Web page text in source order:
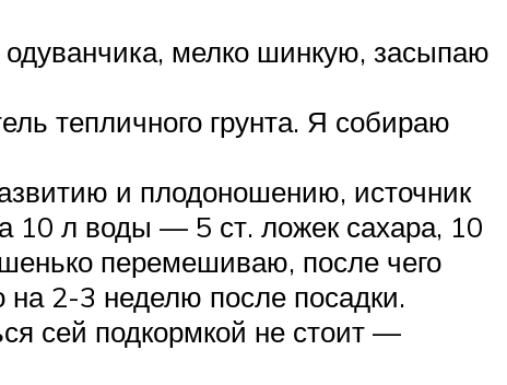
мелко шинкую, засыпаю
тепличного грунта. Я собираю
и плодоношению, источник
10 л воды — 5 ст. ложек сахара, 10
перемешиваю, после чего
на 2-3 неделю после посадки.
сей подкормкой не стоит —